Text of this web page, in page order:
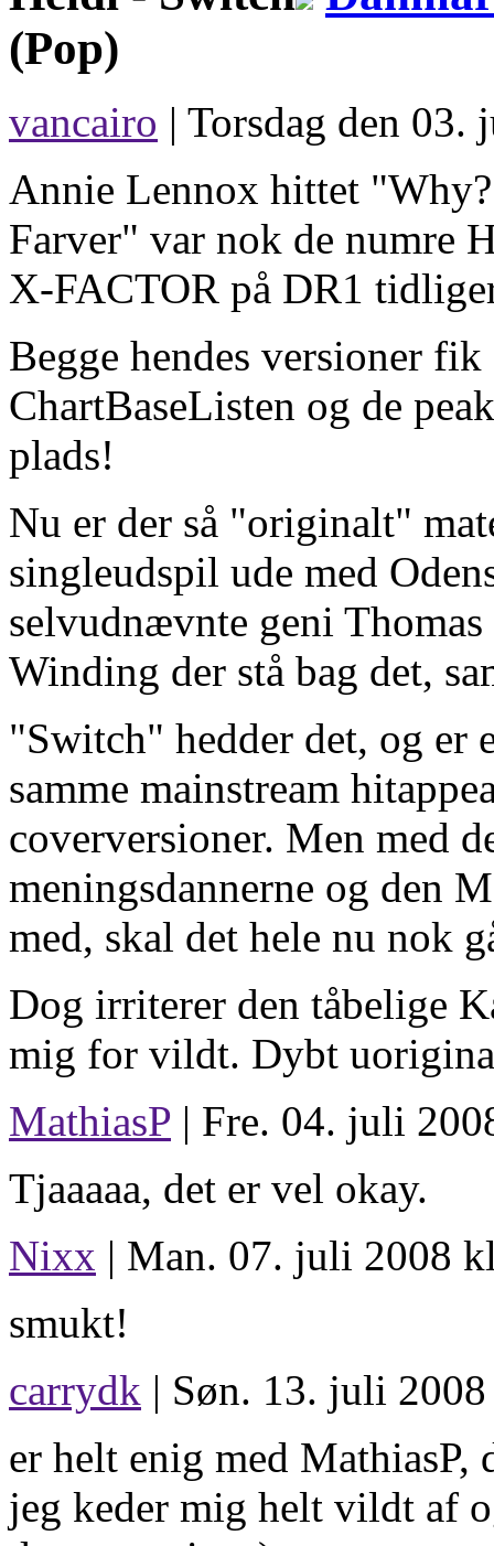
(Pop)
vancairo | Torsdag den
Annie Lennox hittet
Farver" var nok de numre
X-FACTOR på DR1
Begge hendes versioner fik
ChartBaseListen og de
plads!
Nu er der så "originalt"
singleudspil ude med
selvudnævnte geni
Winding der stå bag det,
"Switch" hedder det, og er
samme mainstream
coverversioner. Men med
meningsdannerne og den
med, skal det hele nu nok
Dog irriterer den tåbelige
mig for vildt. Dybt
MathiasP | Fre. 04. juli
Tjaaaaa, det er vel okay.
Nixx | Man. 07. juli 2008
smukt!
carrydk | Søn. 13. juli
er helt enig med MathiasP,
jeg keder mig helt vildt af